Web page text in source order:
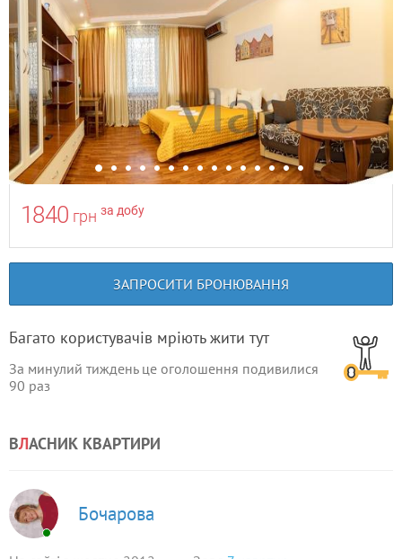
1840 грн за добу
ЗАПРОСИТИ БРОНЮВАННЯ
Багато користувачів мріють жити тут
За минулий тиждень це оголошення подивилися
90 раз
ВЛАСНИК КВАРТИРИ
Бочарова